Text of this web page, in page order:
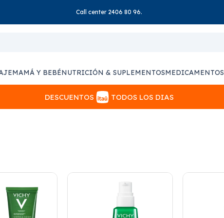
Call center 2406 80 96.
MAMÁ Y BEBÉNUTRICIÓN & SUPLEMENTOSMEDICAMENTOS
DESCUENTOS TODOS LOS DIAS